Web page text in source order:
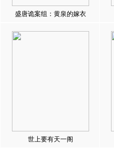
盛唐诡案组：黄泉的嫁衣
世上要有天一阁